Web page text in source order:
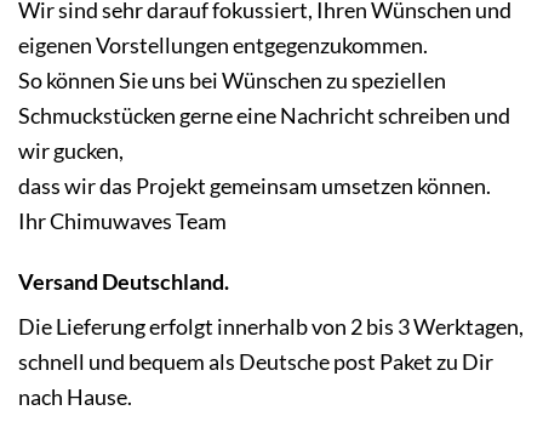
Wir sind sehr darauf fokussiert, Ihren Wünschen und
eigenen Vorstellungen entgegenzukommen.
So können Sie uns bei Wünschen zu speziellen
Schmuckstücken gerne eine Nachricht schreiben und
wir gucken,
dass wir das Projekt gemeinsam umsetzen können.
Ihr Chimuwaves Team
Versand Deutschland.
Die Lieferung erfolgt innerhalb von 2 bis 3 Werktagen,
schnell und bequem als Deutsche post Paket zu Dir
nach Hause.